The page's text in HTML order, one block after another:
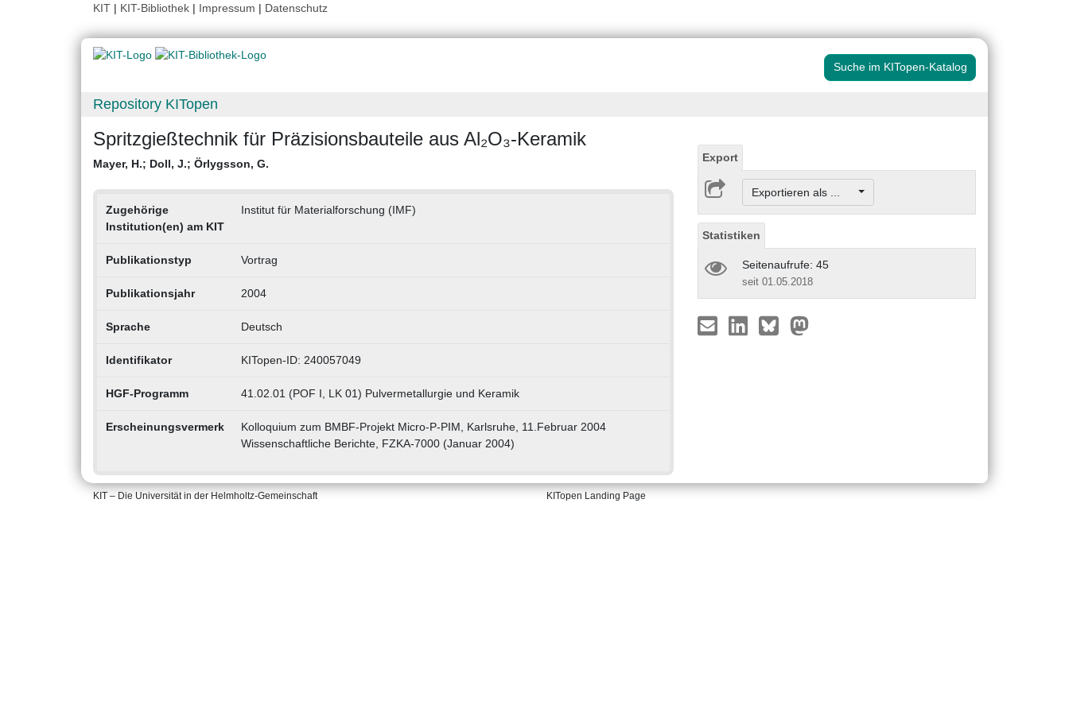
KIT | KIT-Bibliothek | Impressum | Datenschutz
Suche im KITopen-Katalog
Repository KITopen
Spritzgießtechnik für Präzisionsbauteile aus Al₂O₃-Keramik
Mayer, H.; Doll, J.; Örlygsson, G.
Zugehörige
Institution(en) am KIT
Institut für Materialforschung (IMF)
Publikationstyp Vortrag
Publikationsjahr 2004
Sprache Deutsch
Identifikator KITopen-ID: 240057049
HGF-Programm 41.02.01 (POF I, LK 01) Pulvermetallurgie und Keramik
Erscheinungsvermerk
Kolloquium zum BMBF-Projekt Micro-P-PIM, Karlsruhe, 11.Februar 2004
Wissenschaftliche Berichte, FZKA-7000 (Januar 2004)
Export
Exportieren als ...
Statistiken
Seitenaufrufe: 45
seit 01.05.2018
KIT – Die Universität in der Helmholtz-Gemeinschaft KITopen Landing Page